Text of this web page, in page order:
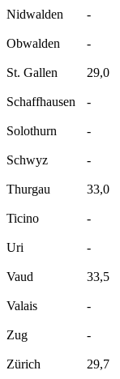
Nidwalden
-
Obwalden
-
St. Gallen
29,0
Schaffhausen
-
Solothurn
-
Schwyz
-
Thurgau
33,0
Ticino
-
Uri
-
Vaud
33,5
Valais
-
Zug
-
Zürich
29,7